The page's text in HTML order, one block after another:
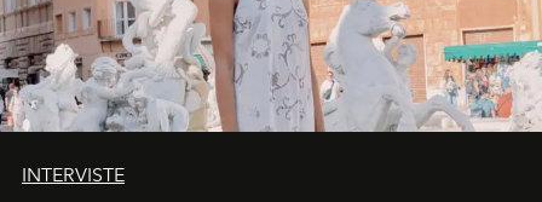
INTERVISTE